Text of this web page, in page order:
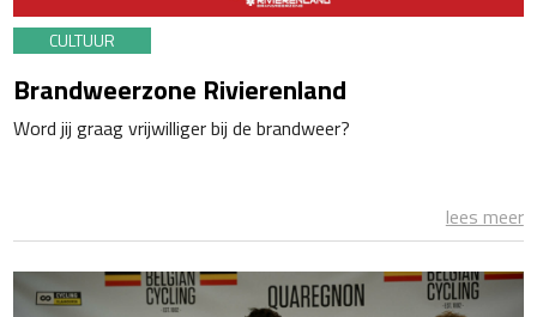
CULTUUR
Brandweerzone Rivierenland
Word jij graag vrijwilliger bij de brandweer?
lees meer